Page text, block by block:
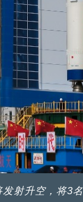
射升空，将3